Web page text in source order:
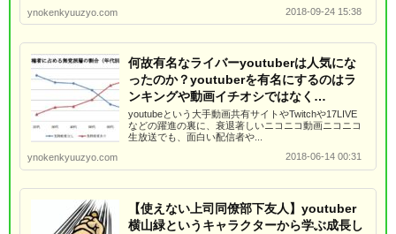
ynokenkyuuzyo.com
2018-09-24 15:38
何故有名なライバーyoutuberは人気にな
ったのか？youtuberを有名にするのはラ
ンキングや動画イチオシではなく…
youtubeという大手動画共有サイトやTwitchや17LIVE
などの躍進の裏に、衰退著しいニコニコ動画ニコニコ
生放送でも、面白い配信者や...
ynokenkyuuzyo.com
2018-06-14 00:31
【使えない上司同僚部下友人】youtuber
横山緑というキャラクターから学ぶ成長し